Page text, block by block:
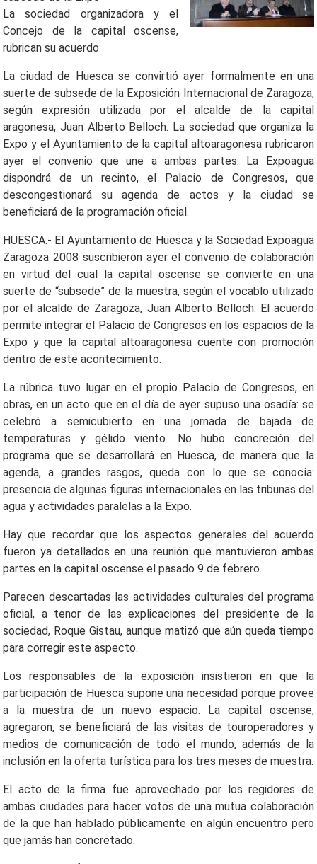
La sociedad organizadora y el
Concejo de la capital oscense,
rubrican su acuerdo
La ciudad de Huesca se convirtió ayer formalmente en una
suerte de subsede de la Exposición Internacional de Zaragoza,
según expresión utilizada por el alcalde de la capital
aragonesa, Juan Alberto Belloch. La sociedad que organiza la
Expo y el Ayuntamiento de la capital altoaragonesa rubricaron
ayer el convenio que une a ambas partes. La Expoagua
dispondrá de un recinto, el Palacio de Congresos, que
descongestionará su agenda de actos y la ciudad se
beneficiará de la programación oficial.
HUESCA.- El Ayuntamiento de Huesca y la Sociedad Expoagua
Zaragoza 2008 suscribieron ayer el convenio de colaboración
en virtud del cual la capital oscense se convierte en una
suerte de “subsede” de la muestra, según el vocablo utilizado
por el alcalde de Zaragoza, Juan Alberto Belloch. El acuerdo
permite integrar el Palacio de Congresos en los espacios de la
Expo y que la capital altoaragonesa cuente con promoción
dentro de este acontecimiento.
La rúbrica tuvo lugar en el propio Palacio de Congresos, en
obras, en un acto que en el día de ayer supuso una osadía: se
celebró a semicubierto en una jornada de bajada de
temperaturas y gélido viento. No hubo concreción del
programa que se desarrollará en Huesca, de manera que la
agenda, a grandes rasgos, queda con lo que se conocía:
presencia de algunas figuras internacionales en las tribunas del
agua y actividades paralelas a la Expo.
Hay que recordar que los aspectos generales del acuerdo
fueron ya detallados en una reunión que mantuvieron ambas
partes en la capital oscense el pasado 9 de febrero.
Parecen descartadas las actividades culturales del programa
oficial, a tenor de las explicaciones del presidente de la
sociedad, Roque Gistau, aunque matizó que aún queda tiempo
para corregir este aspecto.
Los responsables de la exposición insistieron en que la
participación de Huesca supone una necesidad porque provee
a la muestra de un nuevo espacio. La capital oscense,
agregaron, se beneficiará de las visitas de touroperadores y
medios de comunicación de todo el mundo, además de la
inclusión en la oferta turística para los tres meses de muestra.
El acto de la firma fue aprovechado por los regidores de
ambas ciudades para hacer votos de una mutua colaboración
de la que han hablado públicamente en algún encuentro pero
que jamás han concretado.